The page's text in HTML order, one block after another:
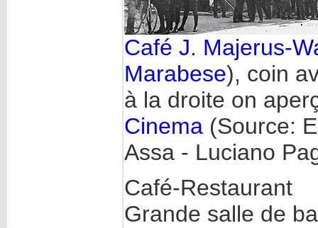
Café J. Majerus-
Marabese), coin
à la droite on
Cinema (Source:
Assa - Luciano
Café-Restaurant
Grande salle de